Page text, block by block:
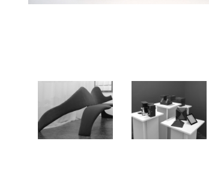
Afrodite
2018
Caixas dos sentidos
2018